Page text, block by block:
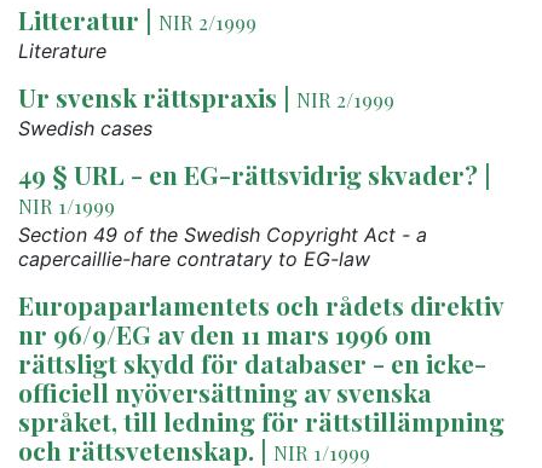
Litteratur | NIR 2/1999
Literature
Ur svensk rättspraxis | NIR 2/1999
Swedish cases
49 § URL - en EG-rättsvidrig skvader? |
NIR 1/1999
Section 49 of the Swedish Copyright Act - a
capercaillie-hare contratary to EG-law
Europaparlamentets och rådets direktiv
nr 96/9/EG av den 11 mars 1996 om
rättsligt skydd för databaser - en icke-
officiell nyöversättning av svenska
språket, till ledning för rättstillämpning
och rättsvetenskap. | NIR 1/1999